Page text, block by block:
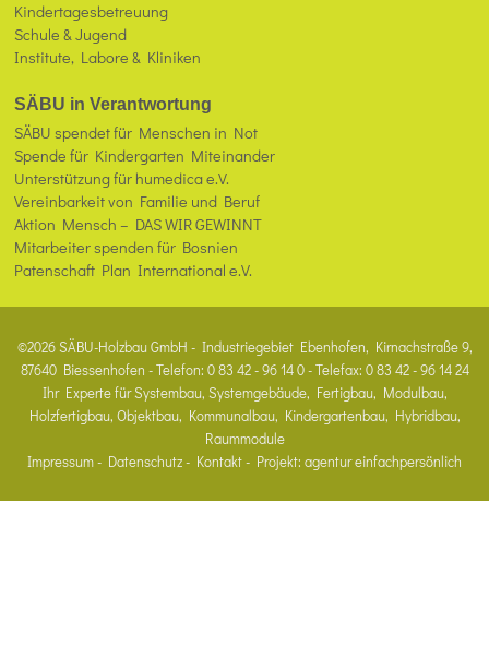
Kindertagesbetreuung
Schule & Jugend
Institute, Labore & Kliniken
SÄBU in Verantwortung
SÄBU spendet für Menschen in Not
Spende für Kindergarten Miteinander
Unterstützung für humedica e.V.
Vereinbarkeit von Familie und Beruf
Aktion Mensch – DAS WIR GEWINNT
Mitarbeiter spenden für Bosnien
Patenschaft Plan International e.V.
©2026 SÄBU-Holzbau GmbH - Industriegebiet Ebenhofen, Kirnachstraße 9,
87640 Biessenhofen - Telefon: 0 83 42 - 96 14 0 - Telefax: 0 83 42 - 96 14 24
Ihr Experte für Systembau, Systemgebäude, Fertigbau, Modulbau,
Holzfertigbau, Objektbau, Kommunalbau, Kindergartenbau, Hybridbau,
Raummodule
Impressum- Datenschutz- Kontakt- Projekt: agentur einfachpersönlich